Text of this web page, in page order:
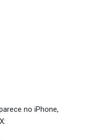
no iPhone,